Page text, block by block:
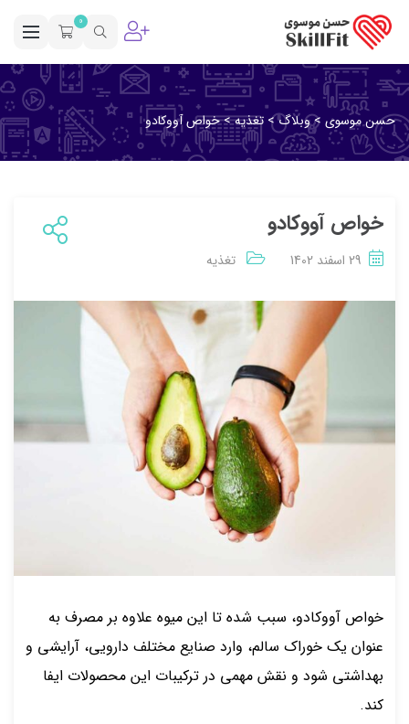
0
حسن موسوی >وبلاگ> تغذیه>خواص آووکادو
خواص آووکادو
29 اسفند 1402 تغذیه
خواص آووکادو، سبب شده تا این میوه علاوه بر مصرف به
عنوان یک خوراک سالم، وارد صنایع مختلف دارویی، آرایشی و
بهداشتی شود و نقش مهمی در ترکیبات این محصولات ایفا
کند.